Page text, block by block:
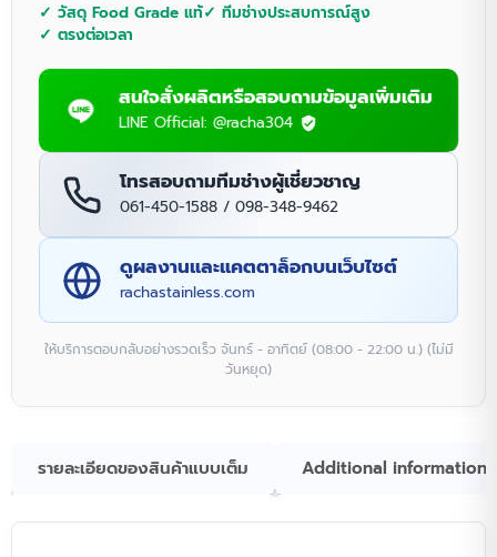
✓ วัสดุ Food Grade แท้✓ ทีมช่างประสบการณ์สูง
✓ ตรงต่อเวลา
สนใจสั่งผลิตหรือสอบถามข้อมูลเพิ่มเติม
LINE Official: @racha304
โทรสอบถามทีมช่างผู้เชี่ยวชาญ
061-450-1588 / 098-348-9462
ดูผลงานและแคตตาล็อกบนเว็บไซต์
rachastainless.com
ให้บริการตอบกลับอย่างรวดเร็ว จันทร์ - อาทิตย์ (08:00 - 22:00 น.) (ไม่มี
วันหยุด)
รายละเอียดของสินค้าแบบเต็ม Additional information